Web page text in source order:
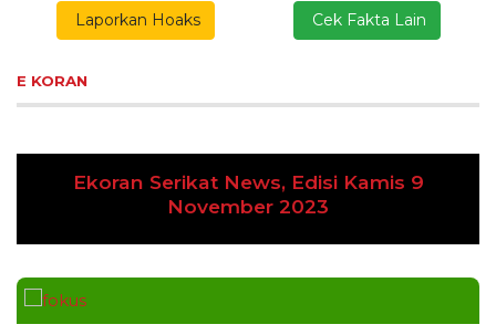
Laporkan Hoaks Cek Fakta Lain
E KORAN
Ekoran Serikat News, Edisi Kamis 9
November 2023